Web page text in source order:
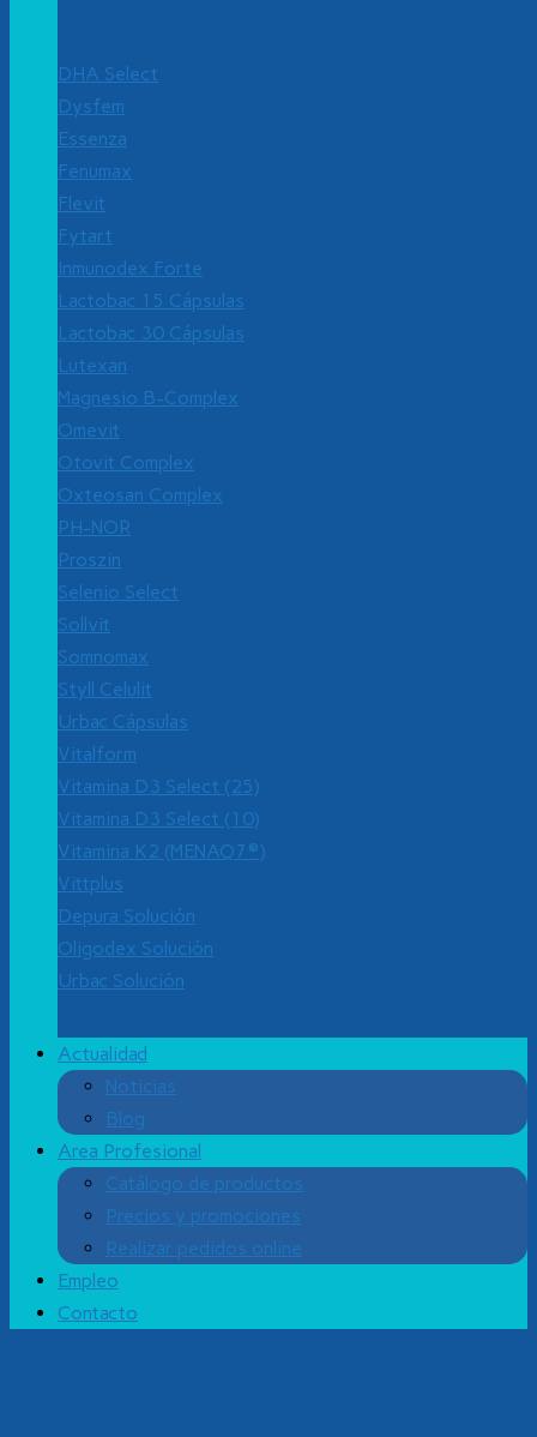
DHA Select
Dysfem
Essenza
Fenumax
Flevit
Fytart
Inmunodex Forte
Lactobac 15 Cápsulas
Lactobac 30 Cápsulas
Lutexan
Magnesio B-Complex
Omevit
Otovit Complex
Oxteosan Complex
PH-NOR
Proszin
Selenio Select
Sollvit
Somnomax
Styll Celulit
Urbac Cápsulas
Vitalform
Vitamina D3 Select (25)
Vitamina D3 Select (10)
Vitamina K2 (MENAQ7®)
Vittplus
Depura Solución
Oligodex Solución
Urbac Solución
Actualidad
Noticias
Blog
Area Profesional
Catálogo de productos
Precios y promociones
Realizar pedidos online
Empleo
Contacto